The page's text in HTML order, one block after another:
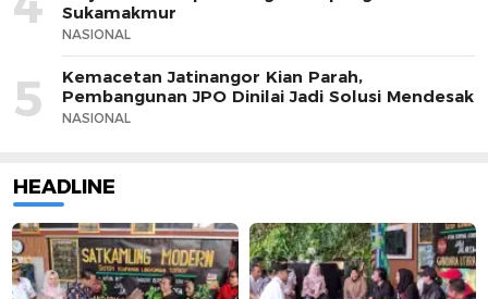
Sukamakmur
NASIONAL
5
Kemacetan Jatinangor Kian Parah,
Pembangunan JPO Dinilai Jadi Solusi Mendesak
NASIONAL
HEADLINE